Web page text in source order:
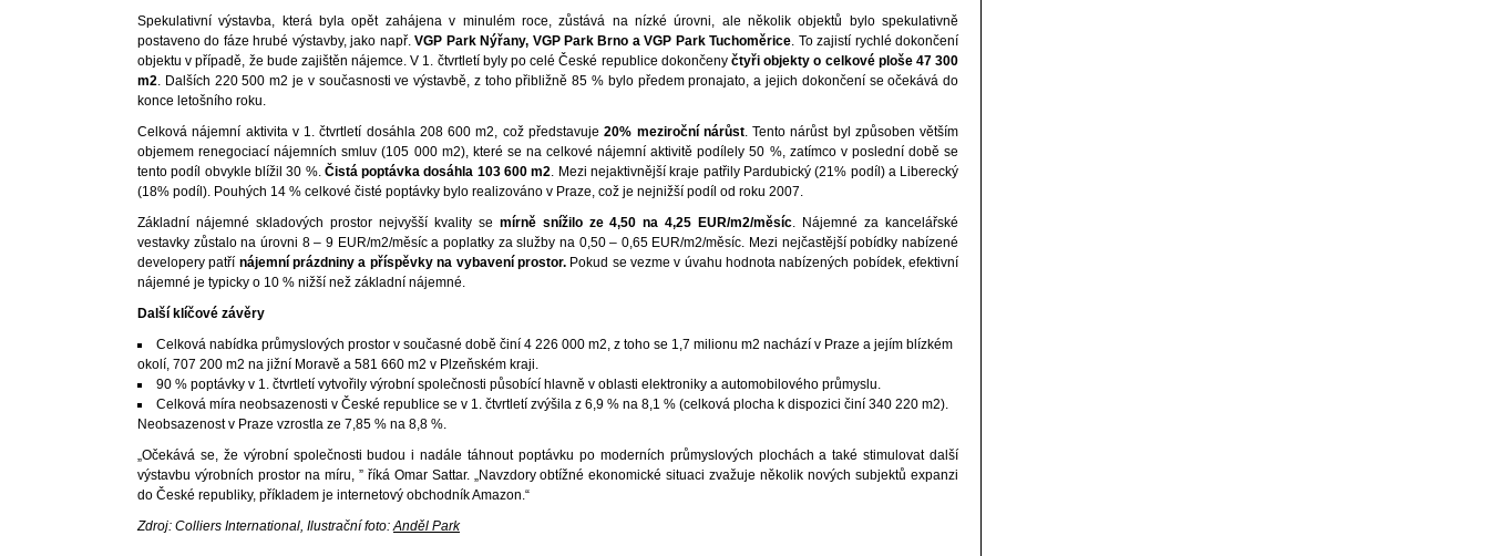
Spekulativní výstavba, která byla opět zahájena v minulém roce, zůstává na nízké úrovni, ale několik objektů bylo spekulativně
postaveno do fáze hrubé výstavby, jako např.VGP Park Nýřany, VGP Park Brno a VGP Park Tuchoměrice . To zajistí rychlé dokončení
objektu v případě, že bude zajištěn nájemce. V 1. čtvrtletí byly po celé České republice dokončeny čtyři objekty o celkové ploše 47 300
m2 . Dalších 220 500 m2 je v současnosti ve výstavbě, z toho přibližně 85 % bylo předem pronajato, a jejich dokončení se očekává do
konce letošního roku.
Celková nájemní aktivita v 1. čtvrtletí dosáhla 208 600 m2, což představuje20% meziroční nárůst. Tento nárůst byl způsoben větším
objemem renegociací nájemních smluv (105 000 m2), které se na celkové nájemní aktivitě podílely 50 %, zatímco v poslední době se
tento podíl obvykle blížil 30 %. Čistá poptávka dosáhla 103 600 m2 . Mezi nejaktivnější kraje patřily Pardubický (21% podíl) a Liberecký
(18% podíl). Pouhých 14 % celkové čisté poptávky bylo realizováno v Praze, což je nejnižší podíl od roku 2007.
Základní nájemné skladových prostor nejvyšší kvality se mírně snížilo ze 4,50 na 4,25 EUR/m2/měsíc . Nájemné za kancelářské
vestavky zůstalo na úrovni 8 – 9 EUR/m2/měsíc a poplatky za služby na 0,50 – 0,65 EUR/m2/měsíc. Mezi nejčastější pobídky nabízené
developery patří nájemní prázdniny a příspěvky na vybavení prostor.Pokud se vezme v úvahu hodnota nabízených pobídek, efektivní
nájemné je typicky o 10 % nižší než základní nájemné.
Další klíčové závěry
Celková nabídka průmyslových prostor v současné době činí 4 226 000 m2, z toho se 1,7 milionu m2 nachází v Praze a jejím blízkém
okolí, 707 200 m2 na jižní Moravě a 581 660 m2 v Plzeňském kraji.
90 % poptávky v 1. čtvrtletí vytvořily výrobní společnosti působící hlavně v oblasti elektroniky a automobilového průmyslu.
Celková míra neobsazenosti v České republice se v 1. čtvrtletí zvýšila z 6,9 % na 8,1 % (celková plocha k dispozici činí 340 220 m2).
Neobsazenost v Praze vzrostla ze 7,85 % na 8,8 %.
„Očekává se, že výrobní společnosti budou i nadále táhnout poptávku po moderních průmyslových plochách a také stimulovat další
výstavbu výrobních prostor na míru, ” říká Omar Sattar. „Navzdory obtížné ekonomické situaci zvažuje několik nových subjektů expanzi
do České republiky, příkladem je internetový obchodník Amazon.“
Zdroj: Colliers International, Ilustrační foto: Anděl Park